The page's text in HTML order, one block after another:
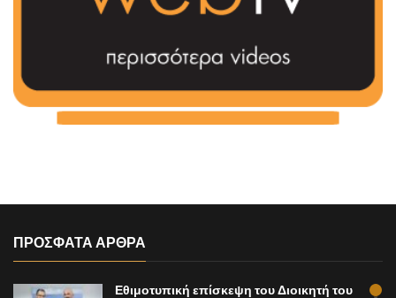
ΠΡΟΣΦΑΤΑ ΑΡΘΡΑ
Εθιμοτυπική επίσκεψη του Διοικητή του